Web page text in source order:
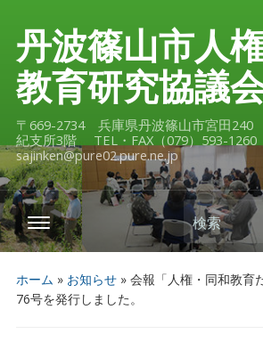
丹波篠山市人
教育研究協議
〒669-2734 兵庫県丹波篠山市宮田
紀支所3階 TEL・FAX（079）593-
sajinken@pure02.pure.ne.jp
検索
ホーム » お知らせ» 会報「人権・同和教育
76号を発行しました。